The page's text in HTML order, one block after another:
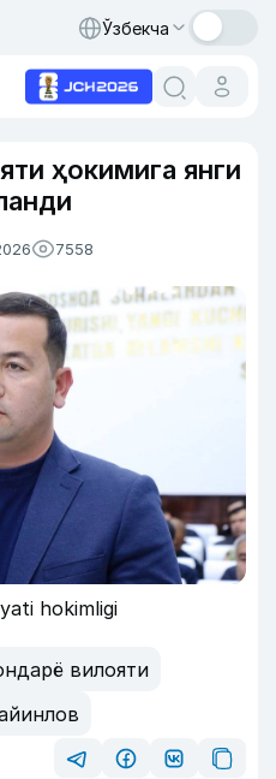
Ўзбекча
ҳокимига янги
7558
hokimligi
вилояти